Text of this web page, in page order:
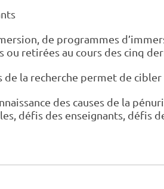
de programmes
retirées au cours des cinq
de la recherche permet de
des causes de la
défis des enseignants, défis